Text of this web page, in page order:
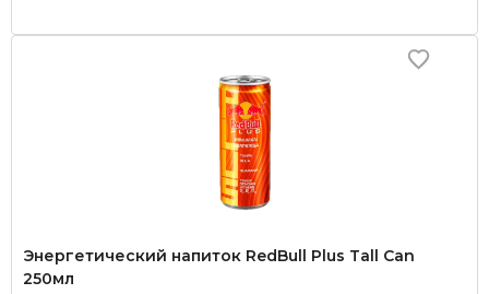
Энергетический напиток RedBull Plus Tall Can
250мл